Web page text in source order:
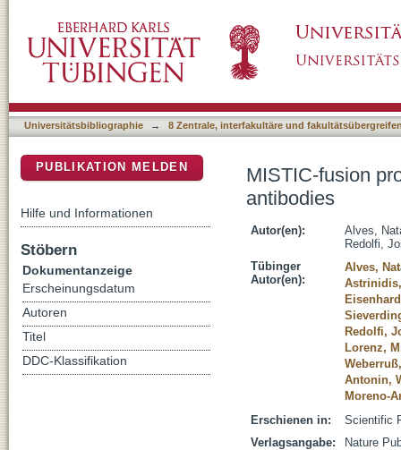
Universitätsbibliographie → 8 Zentrale, interfakultäre und
MISTIC-fusion
antibodies
Autor(en):
Alves,
Redolfi,
Tübinger
Autor(en):
Alves,
Redolfi,
Lorenz,
Antonin,
Moreno-
Erschienen in:
Scientific
Verlagsangabe:
Nature
PUBLIKATION MELDEN
Hilfe und Informationen
Stöbern
Dokumentanzeige
Erscheinungsdatum
Autoren
Titel
DDC-Klassifikation